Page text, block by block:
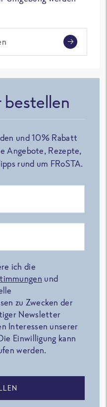
und 10% Rabatt
Angebote, Rezepte,
rund um FRoSTA.
ich die
und
zu Zwecken der
Newsletter
Interessen unserer
Einwilligung kann
werden.